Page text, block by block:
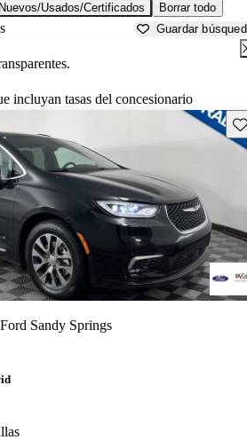
Nuevos/Usados/Certificados Borrar todo
Guardar
incluyan tasas del concesionario
Sandy Springs